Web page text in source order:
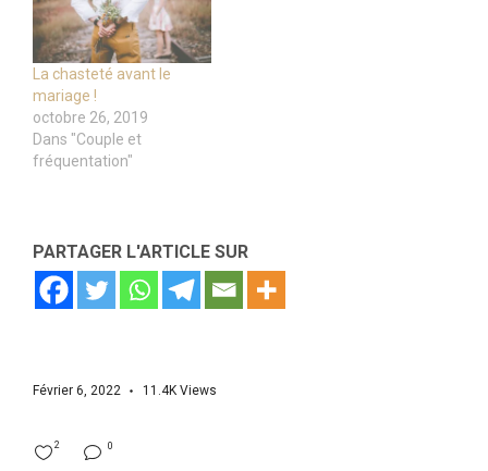
La chasteté avant le
mariage !
octobre 26, 2019
Dans "Couple et
fréquentation"
PARTAGER L'ARTICLE SUR
Février 6, 2022 11.4K Views
0
2